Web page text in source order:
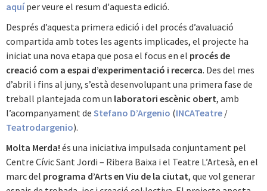
aquíper veure el resum d'aquesta edició.
Després d’aquesta primera edició i del procés d’avaluació
compartida amb totes les agents implicades, el projecte ha
iniciat una nova etapa que posa el focus en el procés de
creació com a espai d’experimentació i recerca. Des del mes
d’abril i fins al juny, s’està desenvolupant una primera fase de
treball plantejada com un laboratori escènic obert, amb
l’acompanyament de Stefano D’Argenio (INCATeatre /
Teatrodargenio).
Molta Merda! és una iniciativa impulsada conjuntament pel
Centre Cívic Sant Jordi – Ribera Baixa i el Teatre L’Artesà, en el
marc del programa d’Arts en Viu de la ciutat, que vol generar